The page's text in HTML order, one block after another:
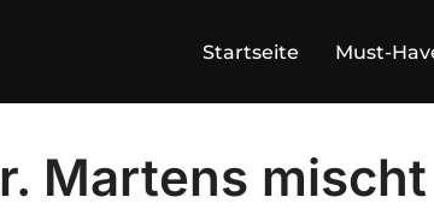
Startseite Must-
Martens